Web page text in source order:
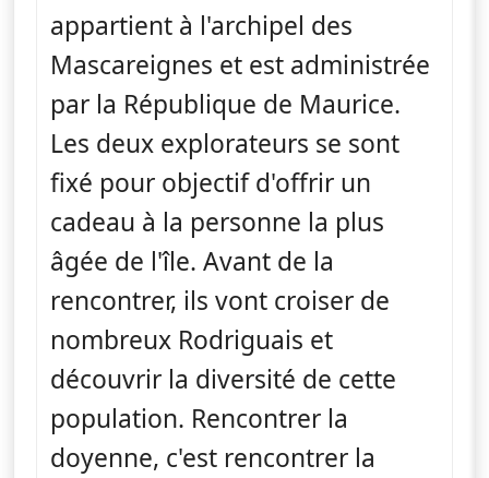
appartient à l'archipel des
Mascareignes et est administrée
par la République de Maurice.
Les deux explorateurs se sont
fixé pour objectif d'offrir un
cadeau à la personne la plus
âgée de l'île. Avant de la
rencontrer, ils vont croiser de
nombreux Rodriguais et
découvrir la diversité de cette
population. Rencontrer la
doyenne, c'est rencontrer la